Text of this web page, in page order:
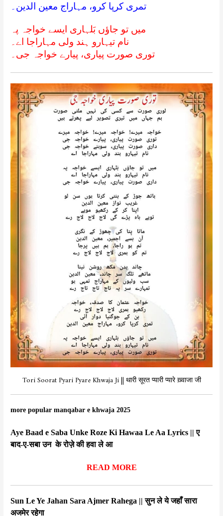
تمری کرپا کرو، مہاراج معین الدین۔
میں تو جاؤں بَلہاری ایسے خواجہ پہ
نام تیہارو ہند ولی مہاراجا اے۔
توری صورت پیاری، پیارے خواجہ جی۔
Tori Soorat Pyari Pyare Khwaja Ji || थारी सूरत प्यारी प्यारे ख़्वाजा जी
more popular manqabar e khwaja 2025
Aye Baad e Saba Unke Roze Ki Hawaa Le Aa Lyrics || ए
बाद-ए-सबा उन के रोज़े की हवा ले आ
READ MORE
Sun Le Ye Jahan Sara Ajmer Rahega || सुन ले ये जहाँ सारा
अजमेर रहेगा